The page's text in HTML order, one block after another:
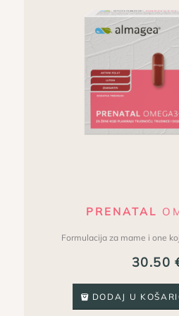
PRENATAL
Formulacija za mame i one
30.50
DODAJ U